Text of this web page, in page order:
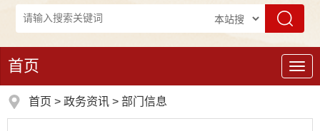
导
航
首页
首页 > 政务资讯 > 部门信息